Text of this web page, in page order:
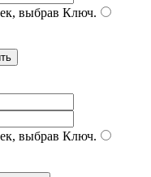
выбрав Ключ.
выбрав Ключ.